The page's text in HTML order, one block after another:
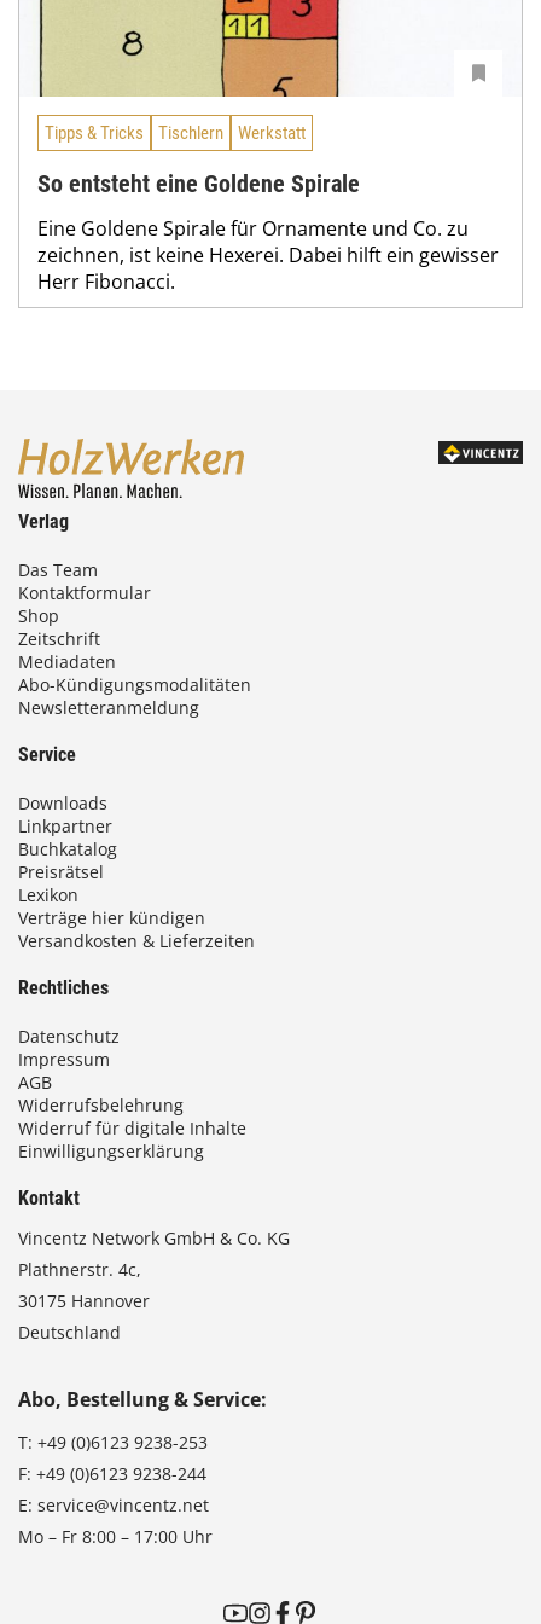
Tipps & Tricks Tischlern Werkstatt
So entsteht eine Goldene Spirale
Eine Goldene Spirale für Ornamente und Co. zu
zeichnen, ist keine Hexerei. Dabei hilft ein gewisser
Herr Fibonacci.
Verlag
Das Team
Kontaktformular
Shop
Zeitschrift
Mediadaten
Abo-Kündigungsmodalitäten
Newsletteranmeldung
Service
Downloads
Linkpartner
Buchkatalog
Preisrätsel
Lexikon
Verträge hier kündigen
Versandkosten & Lieferzeiten
Rechtliches
Datenschutz
Impressum
AGB
Widerrufsbelehrung
Widerruf für digitale Inhalte
Einwilligungserklärung
Kontakt
Vincentz Network GmbH & Co. KG
Plathnerstr. 4c,
30175 Hannover
Deutschland
Abo, Bestellung & Service:
T: +49 (0)6123 9238-253
F: +49 (0)6123 9238-244
E: service@vincentz.net
Mo – Fr 8:00 – 17:00 Uhr